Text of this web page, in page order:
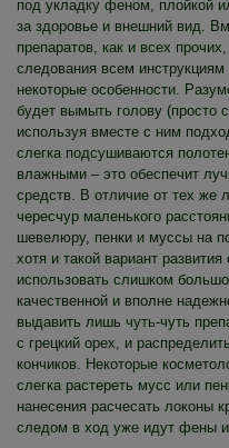
под укладку феном, плойкой
за здоровье и внешний вид.
препаратов, как и всех
следования всем
некоторые особенности.
будет вымыть голову
используя вместе с ним
слегка подсушиваются
влажными – это обеспечит
средств. В отличие от тех же
чересчур маленького
шевелюру, пенки и муссы на
хотя и такой вариант
использовать слишком
качественной и вполне
выдавить лишь чуть-чуть
с грецкий орех, и
кончиков. Некоторые
слегка растереть мусс или
нанесения расчесать локоны
следом в ход уже идут фены и